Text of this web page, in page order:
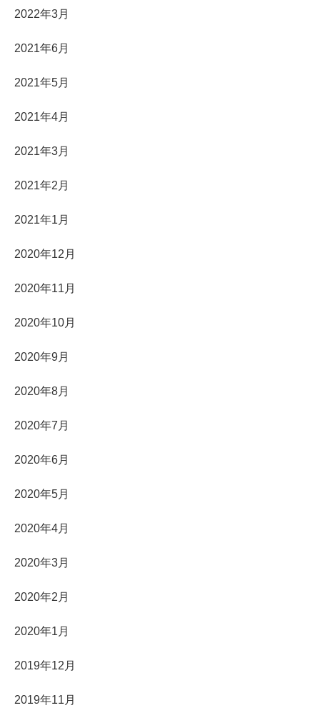
2022年3月
2021年6月
2021年5月
2021年4月
2021年3月
2021年2月
2021年1月
2020年12月
2020年11月
2020年10月
2020年9月
2020年8月
2020年7月
2020年6月
2020年5月
2020年4月
2020年3月
2020年2月
2020年1月
2019年12月
2019年11月